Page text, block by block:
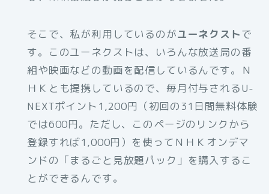
そこで、私が利用しているのがユーネクストで
す。このユーネクストは、いろんな放送局の番
組や映画などの動画を配信しているんです。Ｎ
ＨＫとも提携しているので、毎月付与されるU-
NEXTポイント1,200円（初回の31日間無料体験
では600円。ただし、このページのリンクから
登録すれば1,000円）を使ってＮＨＫオンデマ
ンドの「まるごと見放題パック」を購入するこ
とができるんです。